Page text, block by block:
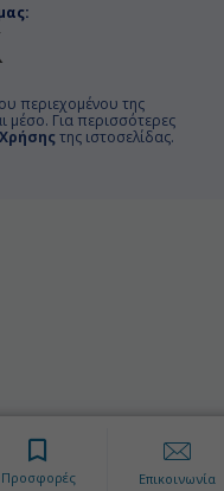
περιεχομένου της
μέσο. Για περισσότερες
της ιστοσελίδας.
Προσφορές Επικοινωνία